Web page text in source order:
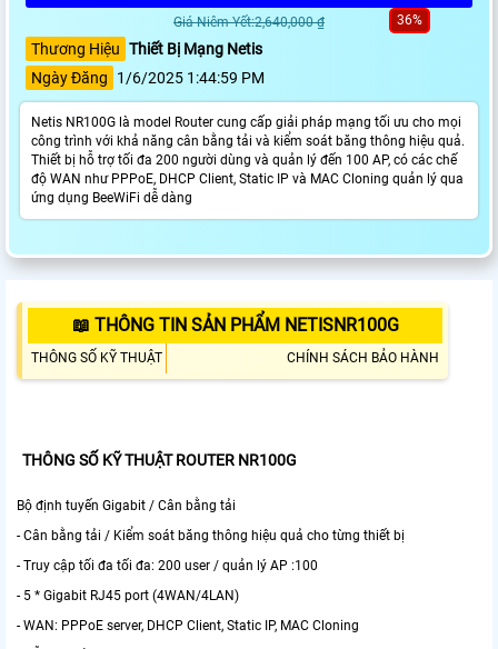
Giá Niêm Yết:2,640,000 ₫ 36%
Thương Hiệu Thiết Bị Mạng Netis
Ngày Đăng
1/6/2025 1:44:59 PM
Netis NR100G là model Router cung cấp giải pháp mạng tối ưu cho mọi
công trình với khả năng cân bằng tải và kiểm soát băng thông hiệu quả.
Thiết bị hỗ trợ tối đa 200 người dùng và quản lý đến 100 AP, có các chế
độ WAN như PPPoE, DHCP Client, Static IP và MAC Cloning quản lý qua
ứng dụng BeeWiFi dễ dàng
📖 THÔNG TIN SẢN PHẨM NETISNR100G
THÔNG SỐ KỸ THUẬT CHÍNH SÁCH BẢO HÀNH
THÔNG SỐ KỸ THUẬT ROUTER NR100G
Bộ định tuyến Gigabit / Cân bằng tải
- Cân bằng tải / Kiểm soát băng thông hiệu quả cho từng thiết bị
- Truy cập tối đa tối đa: 200 user / quản lý AP :100
- 5 * Gigabit RJ45 port (4WAN/4LAN)
- WAN: PPPoE server, DHCP Client, Static IP, MAC Cloning